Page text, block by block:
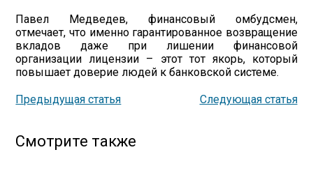
Павел Медведев, финансовый омбудсмен,
отмечает, что именно гарантированное возвращение
вкладов даже при лишении финансовой
организации лицензии – этот тот якорь, который
повышает доверие людей к банковской системе.
Предыдущая статья Следующая статья
Смотрите также